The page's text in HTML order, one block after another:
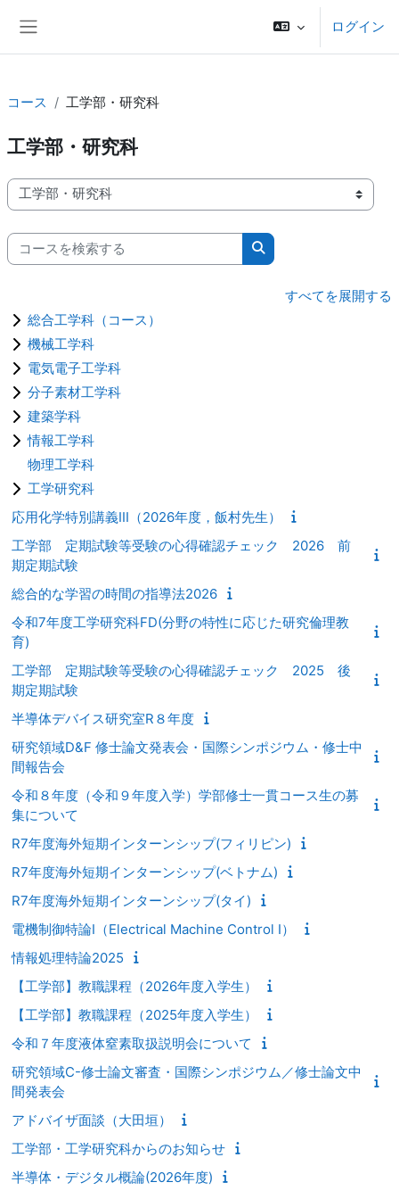
ログイン
コース 工学部・研究科
工学部・研究科
コースカテゴリ
コースを検索する
コースを検索する
すべてを展開する
総合工学科（コース）
機械工学科
電気電子工学科
分子素材工学科
建築学科
情報工学科
物理工学科
工学研究科
応用化学特別講義III（2026年度，飯村先生）
工学部 定期試験等受験の心得確認チェック 2026 前
期定期試験
総合的な学習の時間の指導法2026
令和7年度工学研究科FD(分野の特性に応じた研究倫理教
育)
工学部 定期試験等受験の心得確認チェック 2025 後
期定期試験
半導体デバイス研究室R８年度
研究領域D&F 修士論文発表会・国際シンポジウム・修士中
間報告会
令和８年度（令和９年度入学）学部修士一貫コース生の募
集について
R7年度海外短期インターンシップ(フィリピン)
R7年度海外短期インターンシップ(ベトナム)
R7年度海外短期インターンシップ(タイ)
電機制御特論Ⅰ（Electrical Machine Control I）
情報処理特論2025
【工学部】教職課程（2026年度入学生）
【工学部】教職課程（2025年度入学生）
令和７年度液体窒素取扱説明会について
研究領域C-修士論文審査・国際シンポジウム／修士論文中
間発表会
アドバイザ面談（大田垣）
工学部・工学研究科からのお知らせ
半導体・デジタル概論(2026年度)